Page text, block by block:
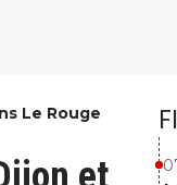
Le Rouge